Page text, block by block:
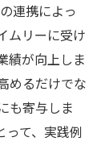
連携によっ
ムリーに受け
績が向上しま
めるだけでな
も寄与しま
って、実践例